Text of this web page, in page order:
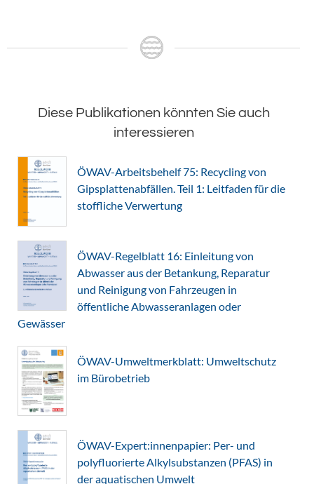
Diese Publikationen könnten Sie auch
interessieren
ÖWAV-Arbeitsbehelf 75: Recycling von
Gipsplattenabfällen. Teil 1: Leitfaden für die
stoffliche Verwertung
ÖWAV-Regelblatt 16: Einleitung von
Abwasser aus der Betankung, Reparatur
und Reinigung von Fahrzeugen in
öffentliche Abwasseranlagen oder
Gewässer
ÖWAV-Umweltmerkblatt: Umweltschutz
im Bürobetrieb
ÖWAV-Expert:innenpapier: Per- und
polyfluorierte Alkylsubstanzen (PFAS) in
der aquatischen Umwelt